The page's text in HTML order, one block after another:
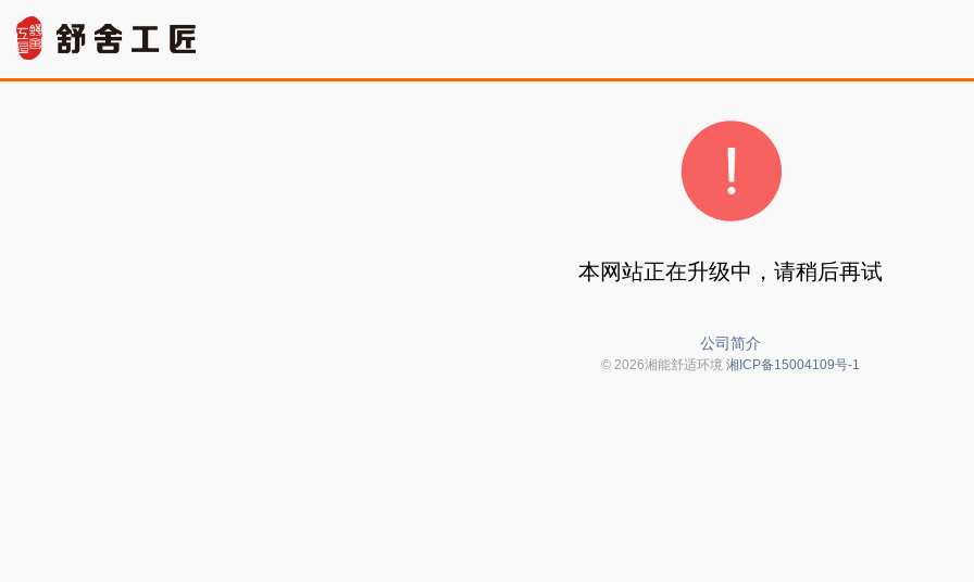
本网站正在升级中，请稍后再试
公司简介
© 2026湘能舒适环境 湘ICP备15004109号-1